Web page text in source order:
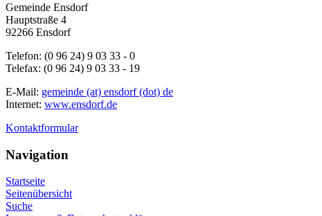
Gemeinde Ensdorf
Hauptstraße 4
92266 Ensdorf
Telefon: (0 96 24) 9 03 33 - 0
Telefax: (0 96 24) 9 03 33 - 19
E-Mail: gemeinde (at) ensdorf (dot) de
Internet: www.ensdorf.de
Kontaktformular
Navigation
Startseite
Seitenübersicht
Suche